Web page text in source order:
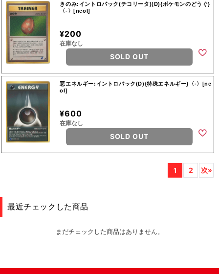
きのみ:イントロパック(チコリータ)(D){ポケモンのどうぐ}
〈-〉[neoI]
¥200
在庫なし
SOLD OUT
悪エネルギー:イントロパック(D){特殊エネルギー}〈-〉[ne
oI]
¥600
在庫なし
SOLD OUT
1 2 次»
最近チェックした商品
まだチェックした商品はありません。